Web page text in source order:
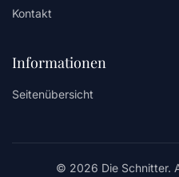
Kontakt
Informationen
Seitenübersicht
© 2026 Die Schnitter.